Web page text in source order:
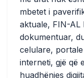
mbetet i
aktuale, FIN-AL
dokumentuar,
celulare,
interneti, gjë që
huadhënies